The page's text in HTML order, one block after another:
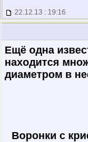
22.12.13 : 19:16
Ещё одна
находится
диаметром в
Воронки с